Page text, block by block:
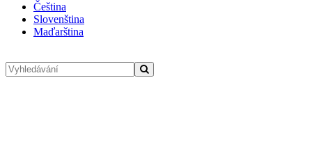
Čeština
Slovenština
Maďarština